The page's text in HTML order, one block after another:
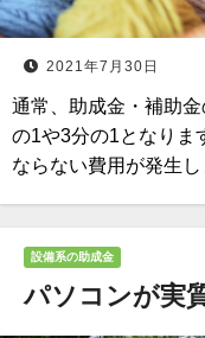
2021年7月30日
通常、助成金・補助
の1や3分の1となりま
ならない費用が発生
設備系の助成金
パソコンが実